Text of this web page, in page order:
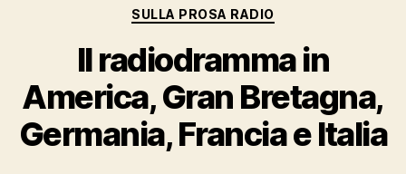
Categorie
SULLA PROSA RADIO
Il radiodramma in
America, Gran Bretagna,
Germania, Francia e Italia